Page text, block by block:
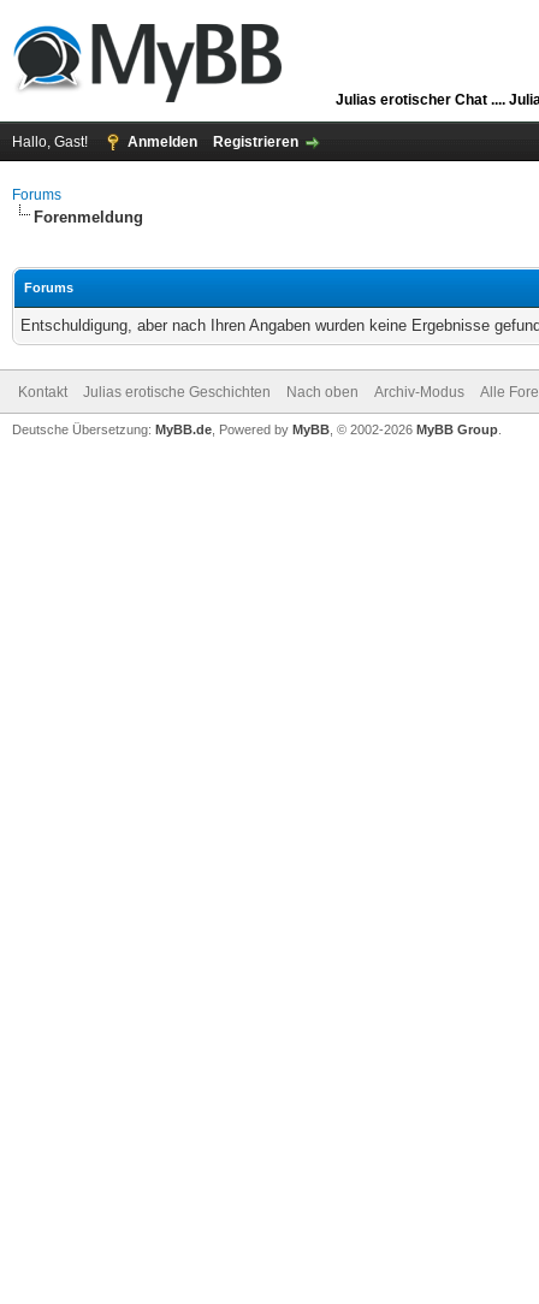
Julias erotischer Chat ....
Hallo, Gast! Anmelden Registrieren
Forums
Forenmeldung
Forums
Entschuldigung, aber nach Ihren Angaben wurden keine Ergebnisse
Kontakt Julias erotische Geschichten Nach oben Archiv-Modus Alle
Deutsche Übersetzung: MyBB.de , Powered by MyBB , © 2002-2026 MyBB Group